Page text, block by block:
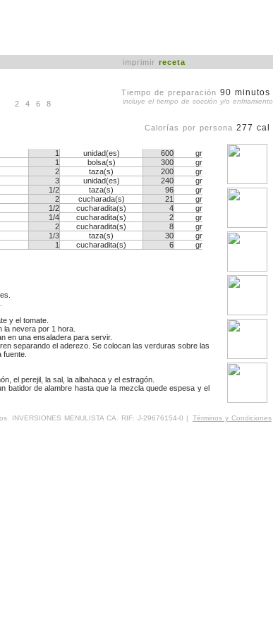
imprimir receta
Tiempo de preparación 90 minutos
2 4 6 8 incluye el tiempo de cocción y/o enfriamiento
Calorías por persona 277 cal
1 unidad(es) 600
gr
1 bolsa(s) 300
gr
2 taza(s) 200
gr
3 unidad(es) 240
gr
1/2 taza(s) 96
gr
2 cucharada(s) 21
gr
1/2 cucharadita(s) 4
gr
1/4 cucharadita(s) 2
gr
2 cucharadita(s) 8
gr
1/3 taza(s) 30
gr
1 cucharadita(s) 6 gr
y el tomate.
nevera por 1 hora.
en una ensaladera para servir.
separando el aderezo. Se colocan las verduras sobre las
el perejil, la sal, la albahaca y el estragón.
batidor de alambre hasta que la mezcla quede espesa y el
INVERSIONES MENULISTA CA. RIF: J-29676154-0 | Términos y Condiciones